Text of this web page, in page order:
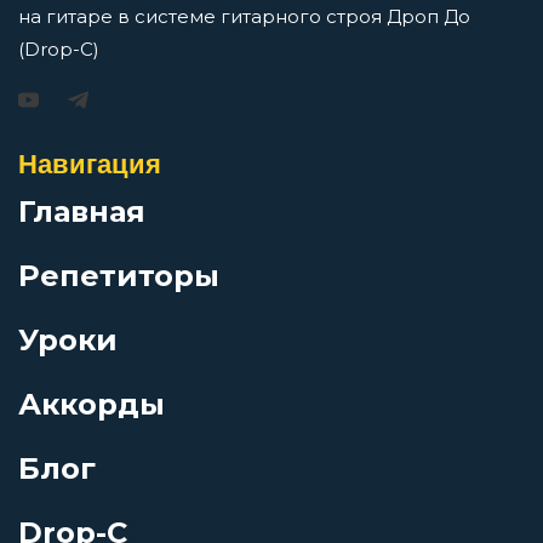
Игорь Растеряев — Безрукавочка: аккорды для
Просмотров: 15192 чел.
АукцЫон — Возле меня: аккорды для гитары
Перейти
на гитаре в системе гитарного строя Дроп До
(Drop-C)
Навигация
Главная
Репетиторы
Уроки
Аккорды
Блог
Drop-C